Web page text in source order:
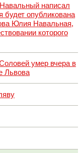
написал
будет опубликована
Юлия Навальная,
которого
умер вчера в
Львова